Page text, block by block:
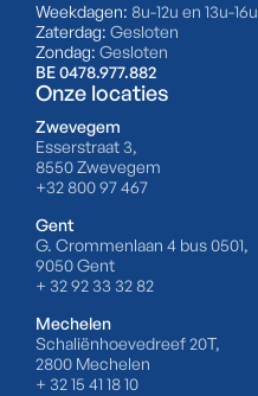
Weekdagen: 8u-12u en 13u-16u
Zaterdag: Gesloten
Zondag: Gesloten
BE 0478.977.882
Onze locaties
Zwevegem
Esserstraat 3,
8550 Zwevegem
+32 800 97 467
Gent
G. Crommenlaan 4 bus 0501,
9050 Gent
+ 32 92 33 32 82
Mechelen
Schaliënhoevedreef 20T,
2800 Mechelen
+ 32 15 41 18 10